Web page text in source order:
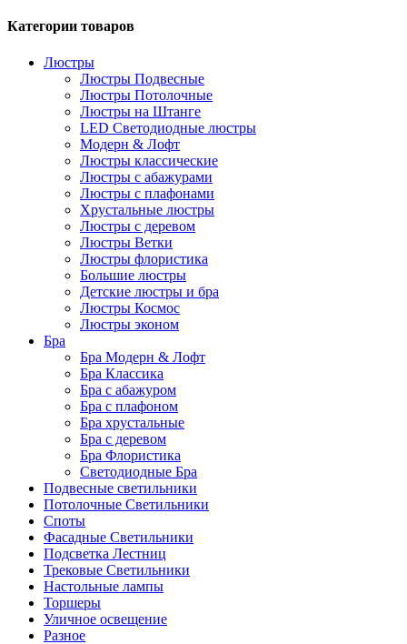
Категории товаров
Люстры
Люстры Подвесные
Люстры Потолочные
Люстры на Штанге
LED Светодиодные люстры
Модерн & Лофт
Люстры классические
Люстры с абажурами
Люстры с плафонами
Хрустальные люстры
Люстры с деревом
Люстры Ветки
Люстры флористика
Большие люстры
Детские люстры и бра
Люстры Космос
Люстры эконом
Бра
Бра Модерн & Лофт
Бра Классика
Бра с абажуром
Бра с плафоном
Бра хрустальные
Бра с деревом
Бра Флористика
Светодиодные Бра
Подвесные светильники
Потолочные Светильники
Споты
Фасадные Светильники
Подсветка Лестниц
Трековые Светильники
Настольные лампы
Торшеры
Уличное освещение
Разное